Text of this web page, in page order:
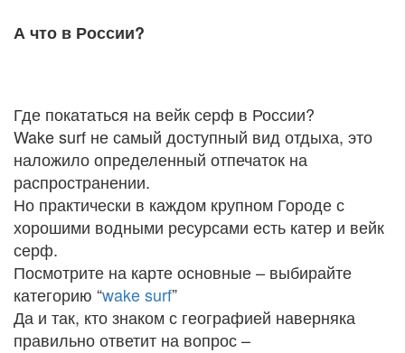
А что в России?
Где покататься на вейк серф в России?
Wake surf не самый доступный вид отдыха, это
наложило определенный отпечаток на
распространении.
Но практически в каждом крупном Городе с
хорошими водными ресурсами есть катер и вейк
серф.
Посмотрите на карте основные – выбирайте
категорию “wake surf”
Да и так, кто знаком с географией наверняка
правильно ответит на вопрос –